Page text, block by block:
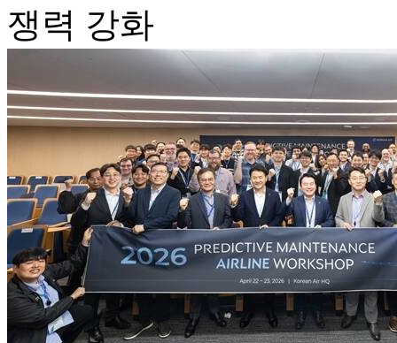
쟁력 강화